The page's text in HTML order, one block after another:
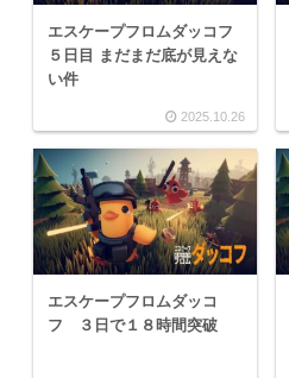
エスケープフロムダッコフ
５日目 まだまだ底が見えな
い件
2025.10.26
エスケープフロムダッコ
フ ３日で１８時間突破